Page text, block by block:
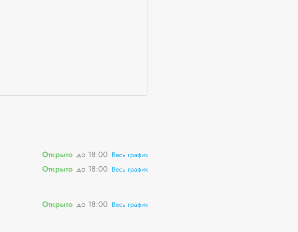
Открыто до 18:00 Весь график
Открыто до 18:00 Весь график
Открыто до 18:00 Весь график